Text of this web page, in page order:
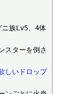
ニ族Lv5、4体
スターを倒さ
しいドロップ